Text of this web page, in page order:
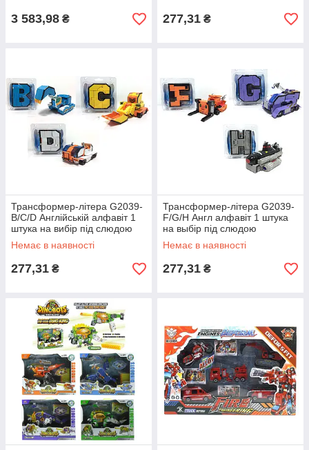
3 583,98 ₴ 277,31 ₴
Трансформер-літера G2039-
B/C/D Англійській алфавіт 1
штука на вибір під слюдою
14.5*11.5*3.5 см
Немає в наявності
277,31 ₴
Трансформер-літера G2039-
F/G/H Англ алфавіт 1 штука
на выбір під слюдою
14.5*11.5*3.5 см
Немає в наявності
277,31 ₴